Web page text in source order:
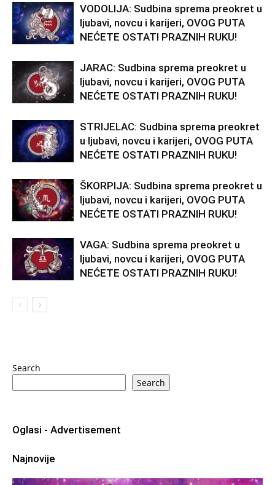
VODOLIJA: Sudbina sprema preokret u
ljubavi, novcu i karijeri, OVOG PUTA
NEĆETE OSTATI PRAZNIH RUKU!
JARAC: Sudbina sprema preokret u
ljubavi, novcu i karijeri, OVOG PUTA
NEĆETE OSTATI PRAZNIH RUKU!
STRIJELAC: Sudbina sprema preokret
u ljubavi, novcu i karijeri, OVOG PUTA
NEĆETE OSTATI PRAZNIH RUKU!
ŠKORPIJA: Sudbina sprema preokret u
ljubavi, novcu i karijeri, OVOG PUTA
NEĆETE OSTATI PRAZNIH RUKU!
VAGA: Sudbina sprema preokret u
ljubavi, novcu i karijeri, OVOG PUTA
NEĆETE OSTATI PRAZNIH RUKU!
Search
Search
Oglasi - Advertisement
Najnovije